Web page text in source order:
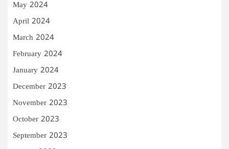
May 2024
April 2024
March 2024
February 2024
January 2024
December 2023
November 2023
October 2023
September 2023